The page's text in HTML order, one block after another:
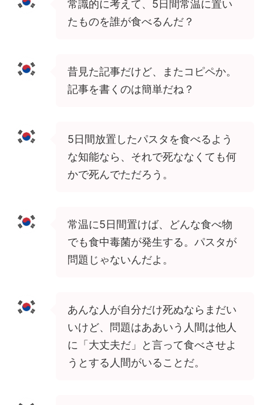
常識的に考えて、5日間常温に置い
たものを誰が食べるんだ？
昔見た記事だけど、またコピペか。
記事を書くのは簡単だね？
5日間放置したパスタを食べるよう
な知能なら、それで死ななくても何
かで死んでただろう。
常温に5日間置けば、どんな食べ物
でも食中毒菌が発生する。パスタが
問題じゃないんだよ。
あんな人が自分だけ死ぬならまだい
いけど、問題はああいう人間は他人
に「大丈夫だ」と言って食べさせよ
うとする人間がいることだ。